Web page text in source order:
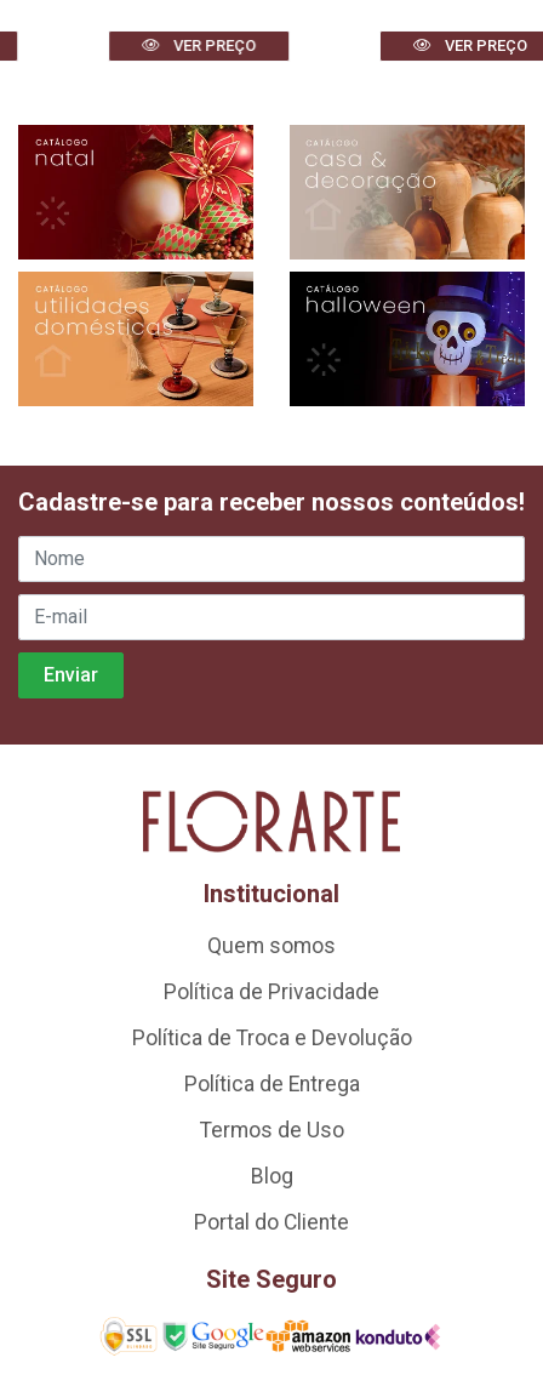
VER PREÇO VER PREÇO
Cadastre-se para receber nossos conteúdos!
Institucional
Quem somos
Política de Privacidade
Política de Troca e Devolução
Política de Entrega
Termos de Uso
Blog
Portal do Cliente
Site Seguro